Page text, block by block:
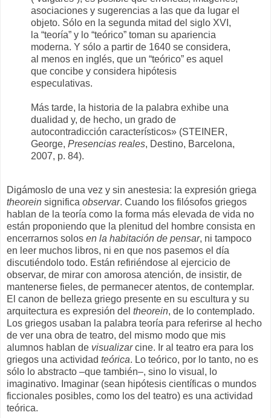
asociaciones y sugerencias a las que da lugar el
objeto. Sólo en la segunda mitad del siglo XVI,
la “teoría” y lo “teórico” toman su apariencia
moderna. Y sólo a partir de 1640 se considera,
al menos en inglés, que un “teórico” es aquel
que concibe y considera hipótesis
especulativas.
Más tarde, la historia de la palabra exhibe una
dualidad y, de hecho, un grado de
autocontradicción característicos» (STEINER,
George, Presencias reales, Destino, Barcelona,
2007, p. 84).
Digámoslo de una vez y sin anestesia: la expresión griega
theorein significa observar. Cuando los filósofos griegos
hablan de la teoría como la forma más elevada de vida no
están proponiendo que la plenitud del hombre consista en
encerrarnos solos en la habitación de pensar, ni tampoco
en leer muchos libros, ni en que nos pasemos el día
discutiéndolo todo. Están refiriéndose al ejercicio de
observar, de mirar con amorosa atención, de insistir, de
mantenerse fieles, de permanecer atentos, de contemplar.
El canon de belleza griego presente en su escultura y su
arquitectura es expresión del theorein, de lo contemplado.
Los griegos usaban la palabra teoría para referirse al hecho
de ver una obra de teatro, del mismo modo que mis
alumnos hablan de visualizarcine. Ir al teatro era para los
griegos una actividad teórica. Lo teórico, por lo tanto, no es
sólo lo abstracto –que también–, sino lo visual, lo
imaginativo. Imaginar (sean hipótesis científicas o mundos
ficcionales posibles, como los del teatro) es una actividad
teórica.